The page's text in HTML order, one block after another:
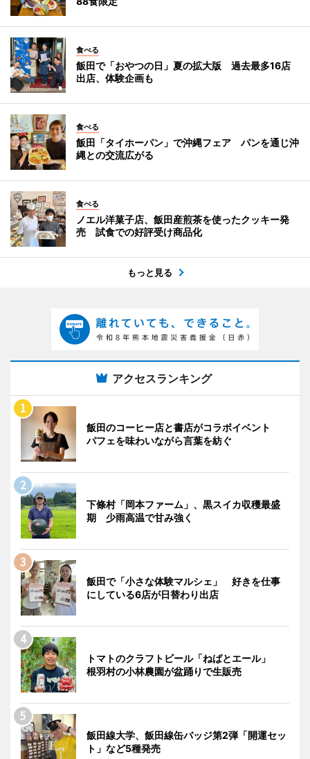
食べる
飯田で「おやつの日」夏の拡大版 過去最多16店
出店、体験企画も
食べる
飯田「タイホーパン」で沖縄フェア パンを通じ沖
縄との交流広がる
食べる
ノエル洋菓子店、飯田産煎茶を使ったクッキー発
売 試食での好評受け商品化
もっと見る
アクセスランキング
飯田のコーヒー店と書店がコラボイベント
パフェを味わいながら言葉を紡ぐ
下條村「岡本ファーム」、黒スイカ収穫最盛
期 少雨高温で甘み強く
飯田で「小さな体験マルシェ」 好きを仕事
にしている6店が日替わり出店
トマトのクラフトビール「ねばとエール」
根羽村の小林農園が盆踊りで生販売
飯田線大学、飯田線缶バッジ第2弾「開運セッ
ト」など5種発売